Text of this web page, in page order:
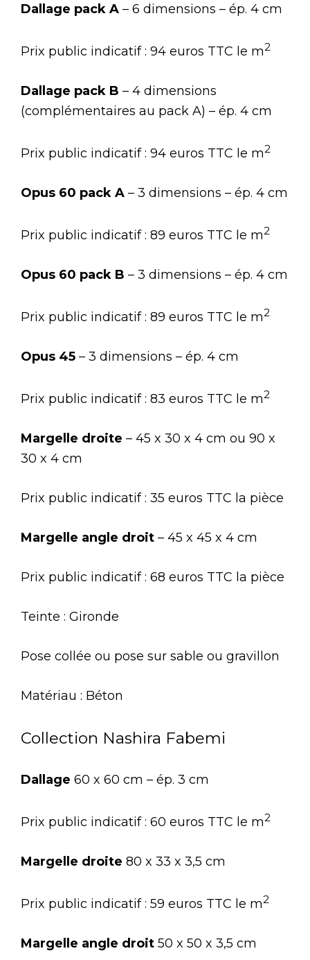
Dallage pack A – 6 dimensions – ép. 4 cm
Prix public indicatif : 94 euros TTC le m2
Dallage pack B – 4 dimensions
(complémentaires au pack A) – ép. 4 cm
Prix public indicatif : 94 euros TTC le m2
Opus 60 pack A – 3 dimensions – ép. 4 cm
Prix public indicatif : 89 euros TTC le m2
Opus 60 pack B – 3 dimensions – ép. 4 cm
Prix public indicatif : 89 euros TTC le m2
Opus 45 – 3 dimensions – ép. 4 cm
Prix public indicatif : 83 euros TTC le m2
Margelle droite – 45 x 30 x 4 cm ou 90 x
30 x 4 cm
Prix public indicatif : 35 euros TTC la pièce
Margelle angle droit – 45 x 45 x 4 cm
Prix public indicatif : 68 euros TTC la pièce
Teinte : Gironde
Pose collée ou pose sur sable ou gravillon
Matériau : Béton
Collection Nashira Fabemi
Dallage 60 x 60 cm – ép. 3 cm
Prix public indicatif : 60 euros TTC le m2
Margelle droite 80 x 33 x 3,5 cm
Prix public indicatif : 59 euros TTC le m2
Margelle angle droit 50 x 50 x 3,5 cm